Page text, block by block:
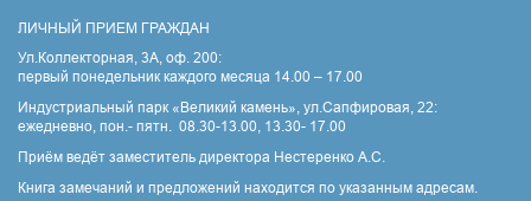
ЛИЧНЫЙ ПРИЕМ ГРАЖДАН
Ул.Коллекторная, 3А, оф. 200:
первый понедельник каждого месяца 14.00 – 17.00
Индустриальный парк «Великий камень», ул.Сапфировая, 22:
ежедневно, пон.- пятн. 08.30-13.00, 13.30- 17.00
Приём ведёт заместитель директора Нестеренко А.С.
Книга замечаний и предложений находится по указанным адресам.